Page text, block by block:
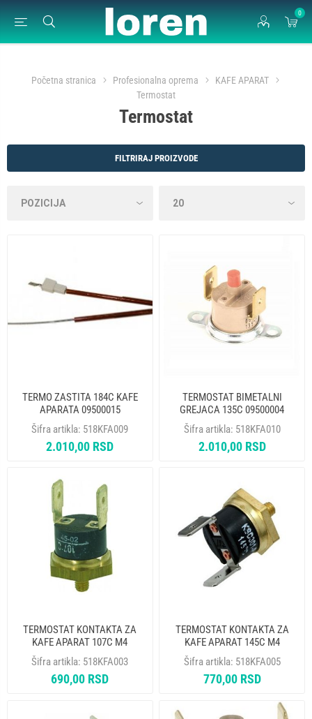
0
Početna stranica Profesionalna oprema
KAFE APARAT
Termostat
Termostat
FILTRIRAJ PROIZVODE
TERMO ZASTITA 184C KAFE
APARATA 09500015
Šifra artikla: 518KFA009
2.010,00 RSD
TERMOSTAT BIMETALNI
GREJACA 135C 09500004
Šifra artikla: 518KFA010
2.010,00 RSD
TERMOSTAT KONTAKTA ZA
KAFE APARAT 107C M4
Šifra artikla: 518KFA003
690,00 RSD
TERMOSTAT KONTAKTA ZA
KAFE APARAT 145C M4
Šifra artikla: 518KFA005
770,00 RSD